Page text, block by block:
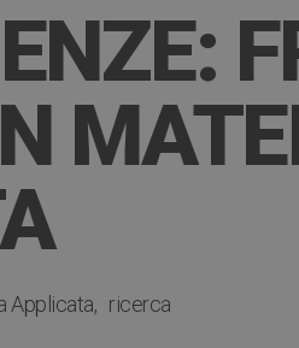
Applicata ricerca